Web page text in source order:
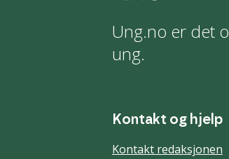
Ung.no er det
ung.
Kontakt og hjelp
Kontakt redaksjonen